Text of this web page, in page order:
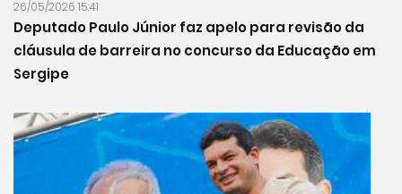
26/05/2026 15:41
Deputado Paulo Júnior faz apelo para revisão da
cláusula de barreira no concurso da Educação em
Sergipe